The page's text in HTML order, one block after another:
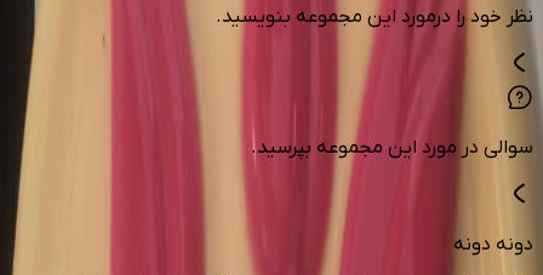
نظر خود را درمورد این مجموعه بنویسید.
سوالی در مورد این مجموعه بپرسید.
دونه دونه